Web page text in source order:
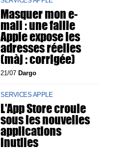
Masquer mon e-
mail : une faille
Apple expose les
adresses réelles
(màj : corrigée)
21/07 Dargo
SERVICES APPLE
L'App Store croule
sous les nouvelles
applications
inutiles